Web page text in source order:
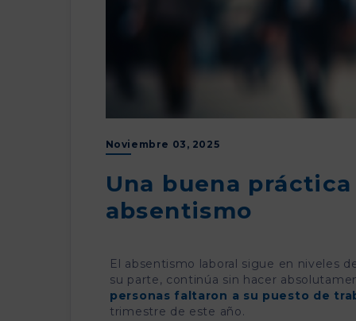
Noviembre 03, 2025
Una buena
absentismo
El absentismo laboral sigue en niveles
su parte, continúa sin hacer
personas faltaron a su puesto de
trimestre de este año.